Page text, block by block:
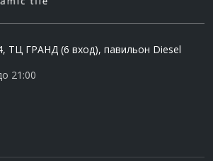
ТЦ ГРАНД (6 вход), павильон Diesel
21:00